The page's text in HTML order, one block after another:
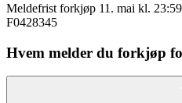
Meldefrist forkjøp 11. mai kl. 23:59
F0428345
Hvem melder du forkjøp